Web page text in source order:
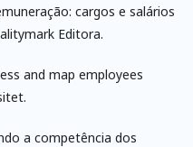
cargos e salários
Editora.
and map employees
a competência dos